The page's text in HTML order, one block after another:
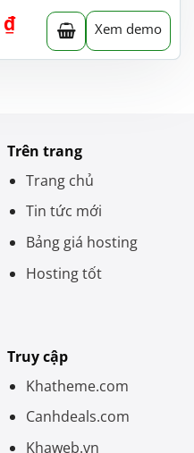
₫Giá
hiện
tại
Xem demo
Trên trang
Trang chủ
Tin tức mới
Bảng giá hosting
Hosting tốt
Truy cập
Khatheme.com
Canhdeals.com
Khaweb.vn